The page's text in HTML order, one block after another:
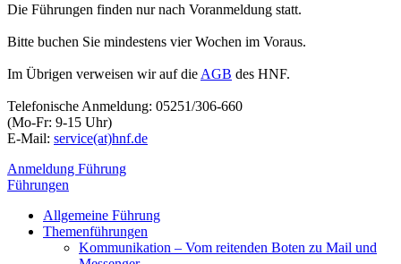
Die Führungen finden nur nach Voranmeldung statt.
Bitte buchen Sie mindestens vier Wochen im Voraus.
Im Übrigen verweisen wir auf die AGB des HNF.
Telefonische Anmeldung: 05251/306-660
(Mo-Fr: 9-15 Uhr)
E-Mail: service(at)hnf.de
Anmeldung Führung
Führungen
Allgemeine Führung
Themenführungen
Kommunikation – Vom reitenden Boten zu Mail und